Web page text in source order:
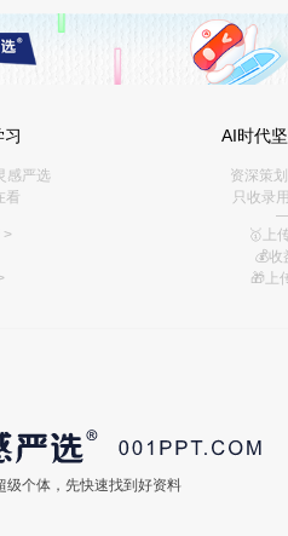
感严选
看
>
AI时代
资深策
只收录
🥇上
💰收
🎁上
级个体，先快速找到好资料